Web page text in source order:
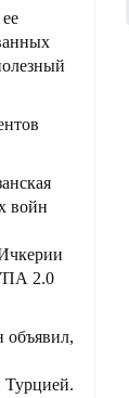
войн
2.0
Турцией.